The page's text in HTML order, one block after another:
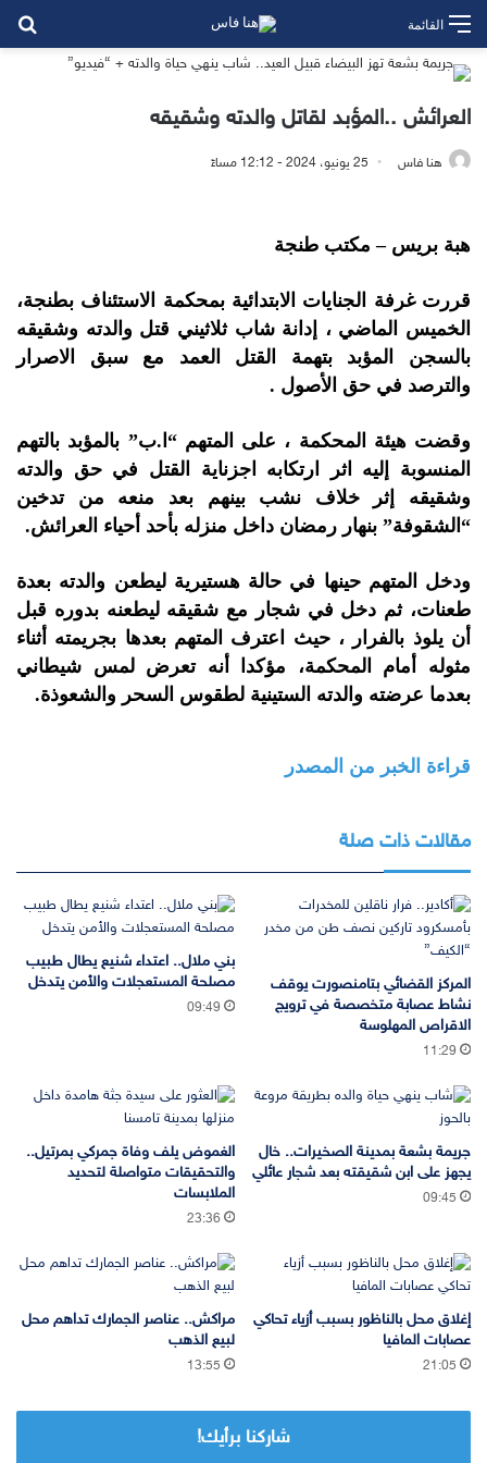
القائمة
العرائش ..المؤبد لقاتل والدته وشقيقه
هنا فاس 25 يونيو، 2024 - 12:12 مساءً
هبة بريس – مكتب طنجة
قررت غرفة الجنايات الابتدائية بمحكمة الاستئناف بطنجة،
الخميس الماضي ، إدانة شاب ثلاثيني قتل والدته وشقيقه
بالسجن المؤبد بتهمة القتل العمد مع سبق الاصرار
والترصد في حق الأصول .
وقضت هيئة المحكمة ، على المتهم “ا.ب” بالمؤبد بالتهم
المنسوبة إليه اثر ارتكابه اجزناية القتل في حق والدته
وشقيقه إثر خلاف نشب بينهم بعد منعه من تدخين
“الشقوفة” بنهار رمضان داخل منزله بأحد أحياء العرائش.
ودخل المتهم حينها في حالة هستيرية ليطعن والدته بعدة
طعنات، ثم دخل في شجار مع شقيقه ليطعنه بدوره قبل
أن يلوذ بالفرار ، حيث اعترف المتهم بعدها بجريمته أثناء
مثوله أمام المحكمة، مؤكدا أنه تعرض لمس شيطاني
بعدما عرضته والدته الستينية لطقوس السحر والشعوذة.
قراءة الخبر من المصدر
مقالات ذات صلة
المركز القضائي بتامنصورت يوقف
نشاط عصابة متخصصة في ترويج
الاقراص المهلوسة
11:29
بني ملال.. اعتداء شنيع يطال طبيب
مصلحة المستعجلات والأمن يتدخل
09:49
جريمة بشعة بمدينة الصخيرات.. خال
يجهز على ابن شقيقته بعد شجار عائلي
09:45
الغموض يلف وفاة جمركي بمرتيل..
والتحقيقات متواصلة لتحديد
الملابسات
23:36
إغلاق محل بالناظور بسبب أزياء تحاكي
عصابات المافيا
21:05
مراكش.. عناصر الجمارك تداهم محل
لبيع الذهب
13:55
شاركنا برأيك!